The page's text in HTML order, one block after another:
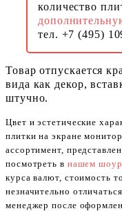
количество
тел. +7 (495)
Товар отпускается
вида как декор,
штучно.
Цвет и эстетические
плитки на экране
ассортимент,
посмотреть в нашем
курса валют, стоимость
незначительно
менеджер после